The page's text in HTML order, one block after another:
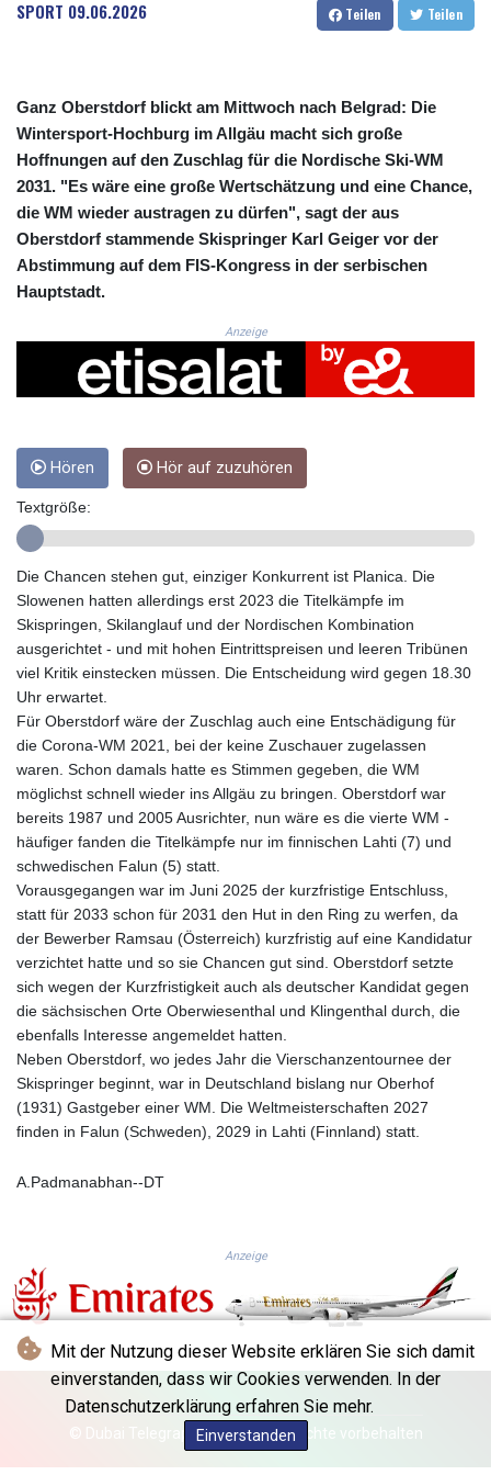
Mit der Nutzung dieser Website erklären Sie sich damit
einverstanden, dass wir Cookies verwenden. In der
Datenschutzerklärung erfahren Sie mehr.
Einverstanden
CRC 525.509359
CUC 1.156136
CZK 24.258158
DJF 205.46888
DKK 7.477932
DOP 67.345355
DZD 153.688625
EGP 57.293288
ERN 17.342035
ETB 184.982115
GBP 0.856968
GEL 3.017966
GGP 0.859288
GMD 84.980421
GNF 10145.090599
GYD 241.849406
HNL 31.077375
HRK 7.536622
HTG 151.150865
HUF 363.096405
IDR 20580.370421
IMP 0.859288
INR 109.992259
IQD 1515.115748
IRR
1590322.371805
ISK 142.598215
JMD 183.583315
JOD 0.819746
JPY 182.445186
KES 148.887592
KGS 101.104505
KHR 4685.244046
KMF 492.514185
KRW 1627.712241
KWD 0.356853
KYD 0.963346
KZT 541.784389
LRD 209.896866
LTL 3.413768
LYD 7.358849
MAD 10.757887
MDL 20.102303
MGA 4982.944983
MKD 61.70777
SPORT 09.06.2026 Teilen Teilen
Ganz Oberstdorf blickt am Mittwoch nach Belgrad: Die
Wintersport-Hochburg im Allgäu macht sich große
Hoffnungen auf den Zuschlag für die Nordische Ski-WM
2031. "Es wäre eine große Wertschätzung und eine Chance,
die WM wieder austragen zu dürfen", sagt der aus
Oberstdorf stammende Skispringer Karl Geiger vor der
Abstimmung auf dem FIS-Kongress in der serbischen
Hauptstadt.
Anzeige
Hören Hör auf zuzuhören
Textgröße:
Die Chancen stehen gut, einziger Konkurrent ist Planica. Die
Slowenen hatten allerdings erst 2023 die Titelkämpfe im
Skispringen, Skilanglauf und der Nordischen Kombination
ausgerichtet - und mit hohen Eintrittspreisen und leeren Tribünen
viel Kritik einstecken müssen. Die Entscheidung wird gegen 18.30
Uhr erwartet.
Für Oberstdorf wäre der Zuschlag auch eine Entschädigung für
die Corona-WM 2021, bei der keine Zuschauer zugelassen
waren. Schon damals hatte es Stimmen gegeben, die WM
möglichst schnell wieder ins Allgäu zu bringen. Oberstdorf war
bereits 1987 und 2005 Ausrichter, nun wäre es die vierte WM -
häufiger fanden die Titelkämpfe nur im finnischen Lahti (7) und
schwedischen Falun (5) statt.
Vorausgegangen war im Juni 2025 der kurzfristige Entschluss,
statt für 2033 schon für 2031 den Hut in den Ring zu werfen, da
der Bewerber Ramsau (Österreich) kurzfristig auf eine Kandidatur
verzichtet hatte und so sie Chancen gut sind. Oberstdorf setzte
sich wegen der Kurzfristigkeit auch als deutscher Kandidat gegen
die sächsischen Orte Oberwiesenthal und Klingenthal durch, die
ebenfalls Interesse angemeldet hatten.
Neben Oberstdorf, wo jedes Jahr die Vierschanzentournee der
Skispringer beginnt, war in Deutschland bislang nur Oberhof
(1931) Gastgeber einer WM. Die Weltmeisterschaften 2027
finden in Falun (Schweden), 2029 in Lahti (Finnland) statt.
A.Padmanabhan--DT
Anzeige
© Dubai Telegraph - 2026 - Alle Rechte vorbehalten